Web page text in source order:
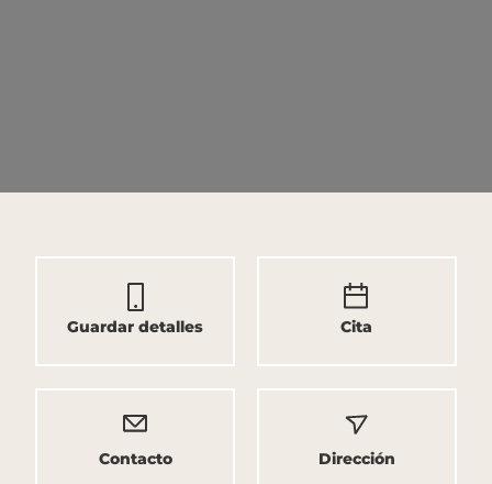
Guardar detalles Cita
Contacto Dirección